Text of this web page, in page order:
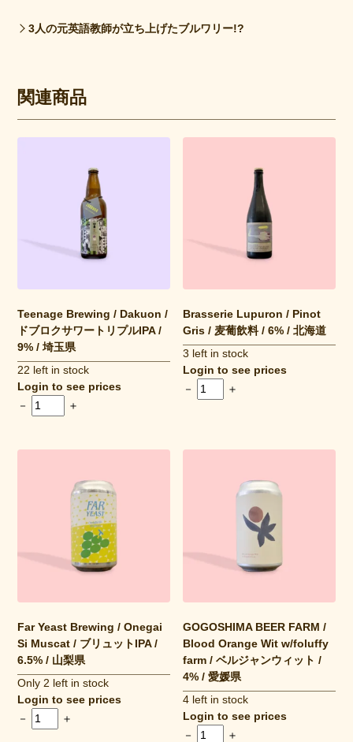
3人の元英語教師が立ち上げたブルワリー!?
関連商品
Teenage Brewing / Dakuon /
ドブロクサワートリプルIPA /
9% / 埼玉県
22 left in stock
Login to see prices
－
＋
Brasserie Lupuron / Pinot
Gris / 麦葡飲料 / 6% / 北海道
3 left in stock
Login to see prices
－
＋
Far Yeast Brewing / Onegai
Si Muscat / ブリュットIPA /
6.5% / 山梨県
Only 2 left in stock
Login to see prices
－
＋
GOGOSHIMA BEER FARM /
Blood Orange Wit w/foluffy
farm / ベルジャンウィット /
4% / 愛媛県
4 left in stock
Login to see prices
－
＋